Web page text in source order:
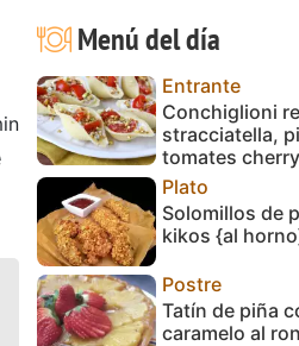
Menú del día
Entrante
Conchiglioni
stracciatella,
tomates
Plato
Solomillos de
kikos {al
Postre
Tatín de piña
caramelo al